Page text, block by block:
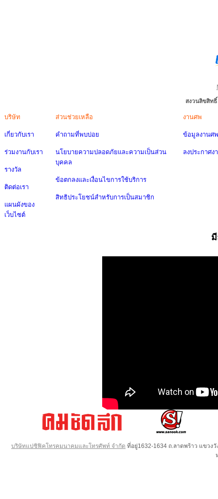
สงวนลิขสิท
บริษัท
เกี่ยวกับเรา
ร่วมงานกับเรา
รางวัล
ติดต่อเรา
แผนผังของ
เว็บไซต์
ส่วนช่วยเหลือ
คำถามที่พบบ่อย
นโยบายความปลอดภัยและความเป็นส่วน
บุคคล
ข้อตกลงและเงื่อนไขการใช้บริการ
สิทธิประโยชน์สำหรับการเป็นสมาชิก
งานศพ
ข้อมูลงานศพ
ลงประกาศง
บริษัทแปซิฟิคโทรคมนาคมและโทรศัพท์ จำกัด ที่อยู่1632-1634 ถ.ลาดพร้าว แขวง